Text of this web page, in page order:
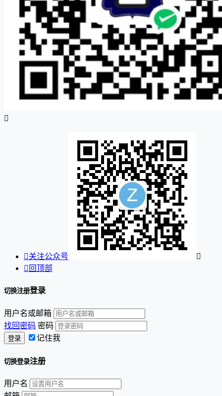

关注公众号

 回顶部
切换注册登录
用户名或邮箱
找回密码 密码
记住我
切换登录注册
用户名